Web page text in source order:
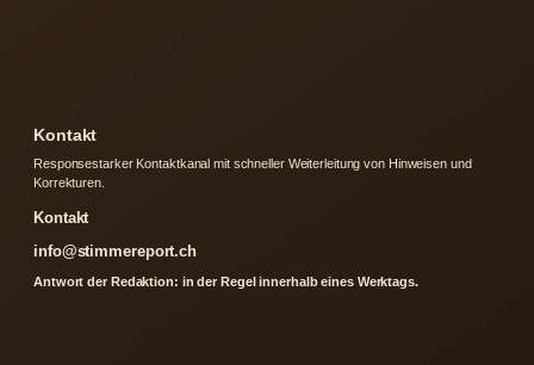
Kontakt
Responsestarker Kontaktkanal mit schneller Weiterleitung von Hinweisen und
Korrekturen.
Kontakt
info@stimmereport.ch
Antwort der Redaktion: in der Regel innerhalb eines Werktags.